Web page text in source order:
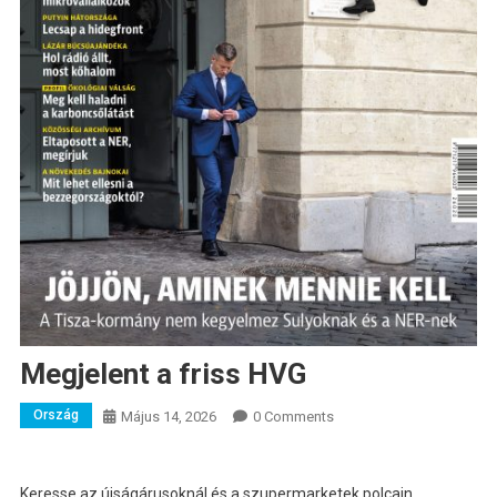
Megjelent a friss HVG
Ország Május 14, 2026 0 Comments